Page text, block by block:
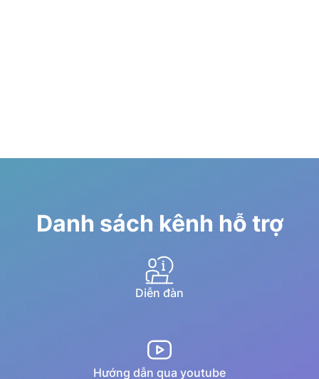
Danh sách kênh hỗ trợ
Diễn đàn
Hướng dẫn qua youtube